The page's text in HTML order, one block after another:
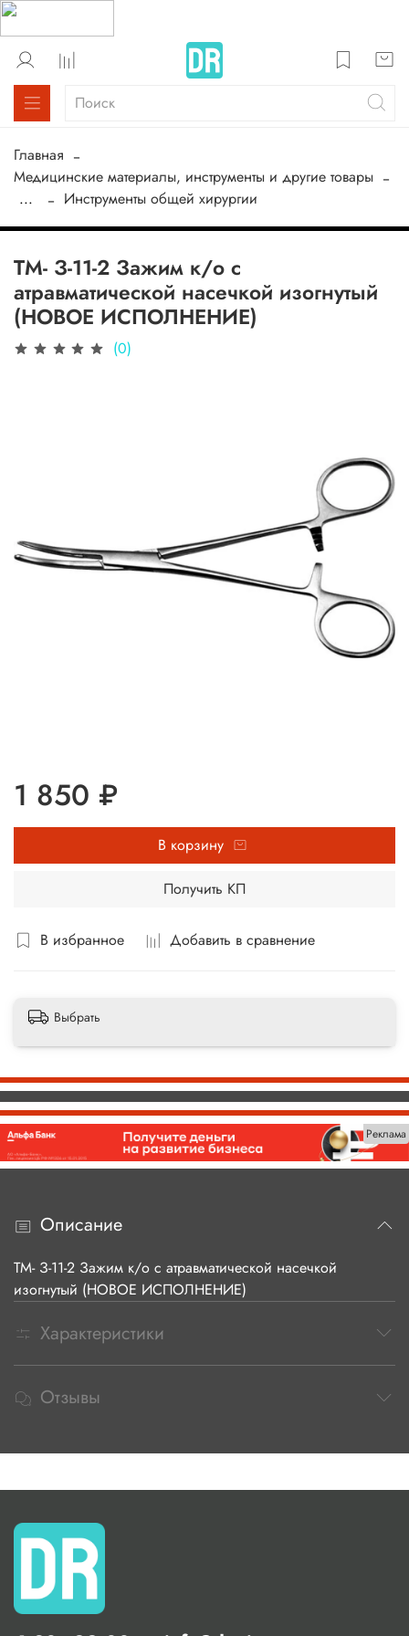
Главная
Медицинские материалы, инструменты и другие товары
...
Инструменты общей хирургии
ТМ- З-11-2 Зажим к/о с
атравматической насечкой изогнутый
(НОВОЕ ИСПОЛНЕНИЕ)
(0)
В избранное Добавить в сравнение
1 850 ₽
В корзину
Получить КП
Выбрать
Реклама
Описание
ТМ- З-11-2 Зажим к/о с атравматической насечкой
изогнутый (НОВОЕ ИСПОЛНЕНИЕ)
Характеристики
Отзывы